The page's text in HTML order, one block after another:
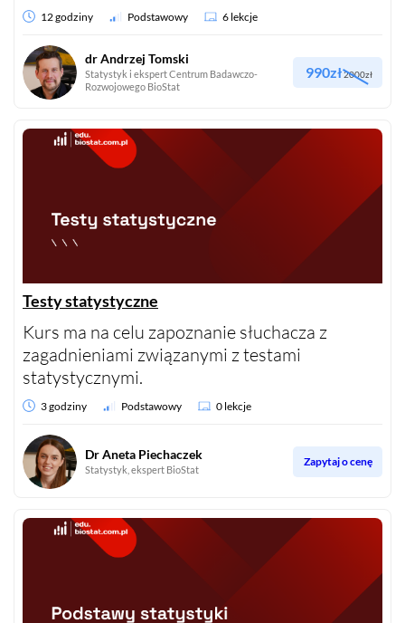
12 godziny Podstawowy 6 lekcje
dr Andrzej Tomski
Statystyk i ekspert Centrum Badawczo-
Rozwojowego BioStat
990zł2000zł
Testy statystyczne
Kurs ma na celu zapoznanie słuchacza z
zagadnieniami związanymi z testami
statystycznymi.
3 godziny Podstawowy 0 lekcje
Dr Aneta Piechaczek
Statystyk, ekspert BioStat
Zapytaj o cenę